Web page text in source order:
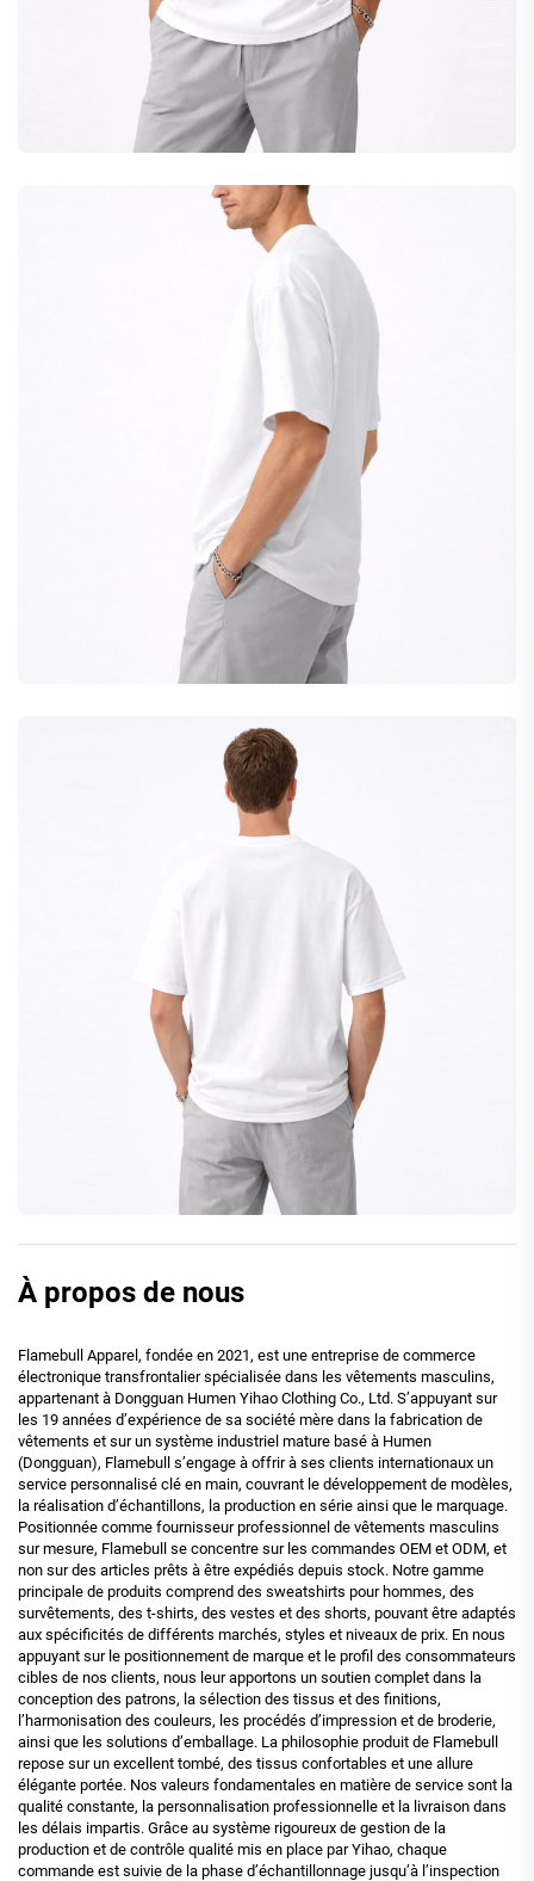
À propos de nous
Flamebull Apparel, fondée en 2021, est une entreprise de commerce
électronique transfrontalier spécialisée dans les vêtements masculins,
appartenant à Dongguan Humen Yihao Clothing Co., Ltd. S’appuyant sur
les 19 années d’expérience de sa société mère dans la fabrication de
vêtements et sur un système industriel mature basé à Humen
(Dongguan), Flamebull s’engage à offrir à ses clients internationaux un
service personnalisé clé en main, couvrant le développement de modèles,
la réalisation d’échantillons, la production en série ainsi que le marquage.
Positionnée comme fournisseur professionnel de vêtements masculins
sur mesure, Flamebull se concentre sur les commandes OEM et ODM, et
non sur des articles prêts à être expédiés depuis stock. Notre gamme
principale de produits comprend des sweatshirts pour hommes, des
survêtements, des t-shirts, des vestes et des shorts, pouvant être adaptés
aux spécificités de différents marchés, styles et niveaux de prix. En nous
appuyant sur le positionnement de marque et le profil des consommateurs
cibles de nos clients, nous leur apportons un soutien complet dans la
conception des patrons, la sélection des tissus et des finitions,
l’harmonisation des couleurs, les procédés d’impression et de broderie,
ainsi que les solutions d’emballage. La philosophie produit de Flamebull
repose sur un excellent tombé, des tissus confortables et une allure
élégante portée. Nos valeurs fondamentales en matière de service sont la
qualité constante, la personnalisation professionnelle et la livraison dans
les délais impartis. Grâce au système rigoureux de gestion de la
production et de contrôle qualité mis en place par Yihao, chaque
commande est suivie de la phase d’échantillonnage jusqu’à l’inspection